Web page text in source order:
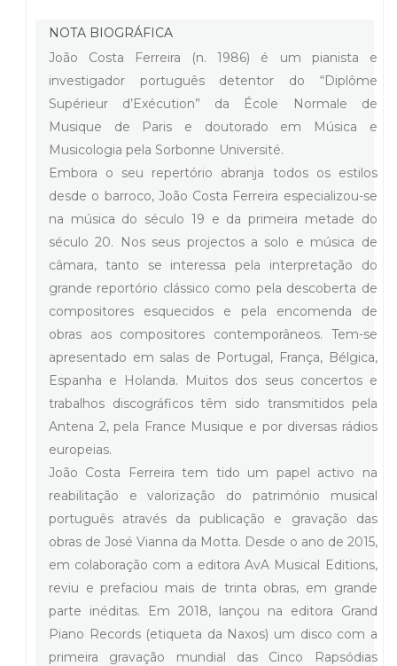
NOTA BIOGRÁFICA
João Costa Ferreira (n. 1986) é um pianista e
investigador português detentor do “Diplôme
Supérieur d’Exécution” da École Normale de
Musique de Paris e doutorado em Música e
Musicologia pela Sorbonne Université.
Embora o seu repertório abranja todos os estilos
desde o barroco, João Costa Ferreira especializou-se
na música do século 19 e da primeira metade do
século 20. Nos seus projectos a solo e música de
câmara, tanto se interessa pela interpretação do
grande reportório clássico como pela descoberta de
compositores esquecidos e pela encomenda de
obras aos compositores contemporâneos. Tem-se
apresentado em salas de Portugal, França, Bélgica,
Espanha e Holanda. Muitos dos seus concertos e
trabalhos discográficos têm sido transmitidos pela
Antena 2, pela France Musique e por diversas rádios
europeias.
João Costa Ferreira tem tido um papel activo na
reabilitação e valorização do património musical
português através da publicação e gravação das
obras de José Vianna da Motta. Desde o ano de 2015,
em colaboração com a editora AvA Musical Editions,
reviu e prefaciou mais de trinta obras, em grande
parte inéditas. Em 2018, lançou na editora Grand
Piano Records (etiqueta da Naxos) um disco com a
primeira gravação mundial das Cinco Rapsódias